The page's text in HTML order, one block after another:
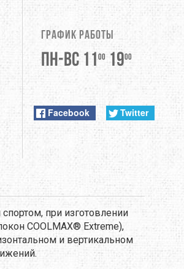
График работы
Пн-Вс 11 00 1900
Facebook Twitter
при изготовлении
COOLMAX® Extreme),
и вертикальном